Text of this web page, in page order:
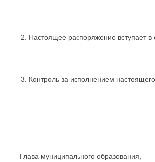
Настоящее распоряжение вступает в
Контроль за исполнением
Глава муниципального образования,